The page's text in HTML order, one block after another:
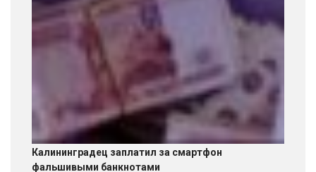
Калининградец заплатил за смартфон
фальшивыми банкнотами